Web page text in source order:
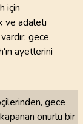
için
ve adaleti
gece
ayetlerini
gece
onurlu bir